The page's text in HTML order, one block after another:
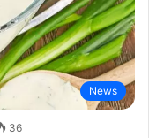
News
36